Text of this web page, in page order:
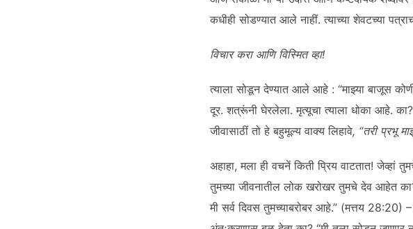
कधीही सोडण्यात आले नाहीं. त्याच्या शेवटच्या
विचार करा आणि विस्मित व्हा!
त्याला सोडून देण्यात आले आहे : “माझ्या बाजूस
दूर. शत्रूंनी घेरलेला. मृत्यूचा त्याला धोका आहे.
जीवासाठीं तो हे बहुमूल्य वाक्य लिहावे, “तरी प्रभू
अहाहा, मला ही वचनें किती प्रिय वाटतात! जेव्हां
तुमच्या जीवनातील लोक खरोखर तुमचे देव आहेत का?
मी सर्व दिवस तुमच्याबरोबर आहे.” (मत्तय 28:20)